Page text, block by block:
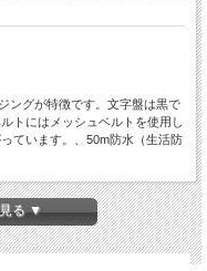
ングが特徴です。文字盤は黒で
トにはメッシュベルトを使用し
ています。、50m防水（生活防
プで簡単にサイズ調節も可能で
ングに仕上げていますので、ビ
ドレススタイルやシンプルな着
る ▼